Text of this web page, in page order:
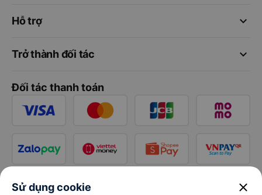
keyboard_arrow_down
Hỗ trợ
keyboard_arrow_down
Trở thành đối tác
Đối tác thanh toán
Sử dụng cookie close